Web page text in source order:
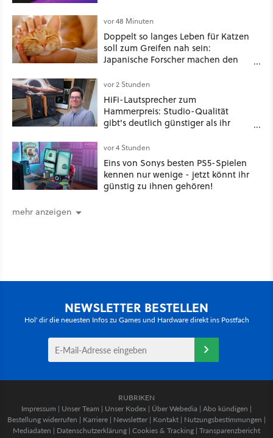
vor 48 Minuten
Doppelt so langes Leben für Katzen
soll zum Greifen nah sein:
Japanische Forscher machen den
wahr, doch über 1.200 Kommentare
zeigen, dass es nicht so einfach ist
vor 2 Stunden
HiFi-Lautsprecher zum
Hammerpreis: Studio-Qualität
gibt's deutlich günstiger als ihr
vor 4 Stunden
Eins von Sonys besten PS5-Spielen
kennen nur wenige - jetzt könnt ihr
günstig zu ihnen gehören!
mehr anzeigen
NEWSLETTER BESTELLEN
Hol' dir die neuesten Infos zu Games und Hardware direkt ins Postfach
RUBRIKEN
Impressum | Unser Team | Unser Kodex | Über Webedia | Abo kündigen |
Bestellung widerrufen | Karriere | Newsletter | Kontakt | Nutzungsbestimmungen |
Mediadaten | Datenschutzerklärung | Cookies & Tracking | Transparenzbericht